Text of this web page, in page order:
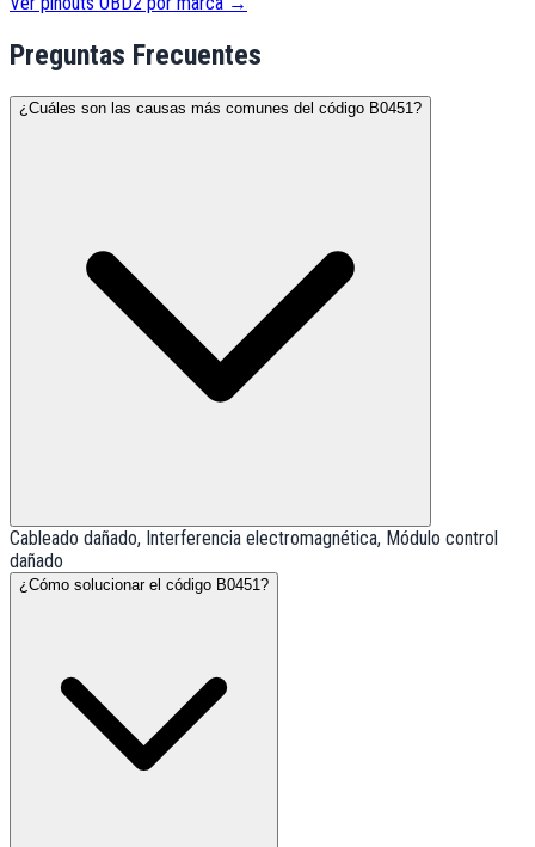
Preguntas Frecuentes
¿Cuáles son las causas más comunes del código B0451?
Cableado dañado, Interferencia electromagnética, Módulo control
dañado
¿Cómo solucionar el código B0451?